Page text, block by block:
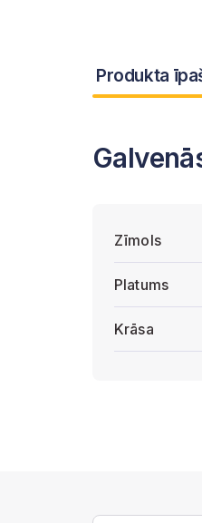
Produkta
Zīmols
Platums
Krāsa